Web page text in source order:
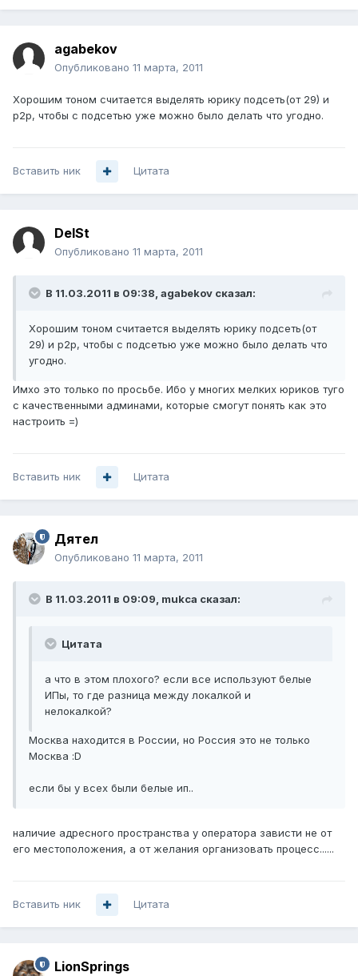
agabekov
Опубликовано 11 марта, 2011
Хорошим тоном считается выделять юрику подсеть(от 29) и
p2p, чтобы с подсетью уже можно было делать что угодно.
Вставить ник Цитата
DelSt
Опубликовано 11 марта, 2011
В 11.03.2011 в 09:38, agabekov сказал:
Хорошим тоном считается выделять юрику подсеть(от
29) и p2p, чтобы с подсетью уже можно было делать что
угодно.
Имхо это только по просьбе. Ибо у многих мелких юриков туго
с качественными админами, которые смогут понять как это
настроить =)
Вставить ник Цитата
Дятел
Опубликовано 11 марта, 2011
В 11.03.2011 в 09:09, mukca сказал:
Цитата
а что в этом плохого? если все используют белые
ИПы, то где разница между локалкой и
нелокалкой?
Москва находится в России, но Россия это не только
Москва :D
если бы у всех были белые ип..
наличие адресного пространства у оператора зависти не от
его местоположения, а от желания организовать процесс......
Вставить ник Цитата
LionSprings